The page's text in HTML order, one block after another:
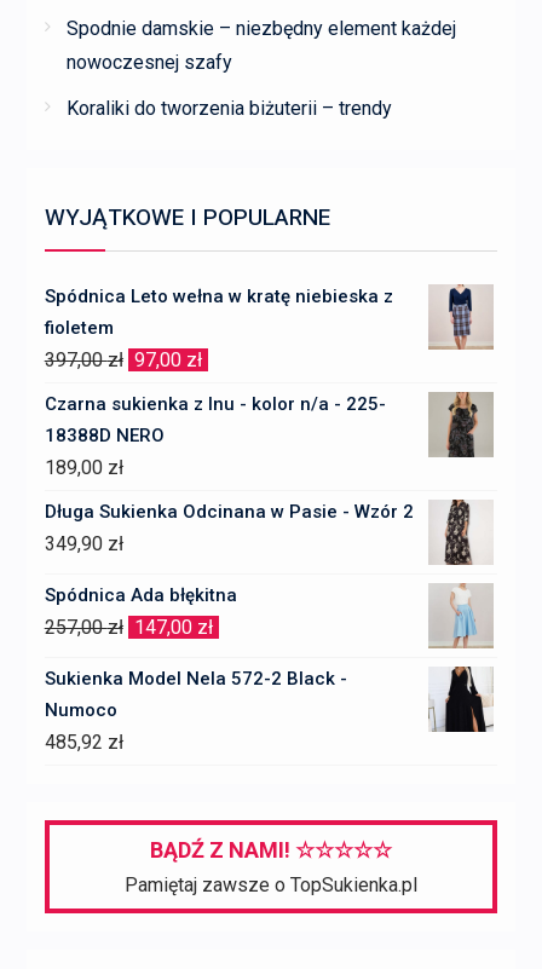
Spodnie damskie – niezbędny element każdej
nowoczesnej szafy
Koraliki do tworzenia biżuterii – trendy
WYJĄTKOWE I POPULARNE
Spódnica Leto wełna w kratę niebieska z
fioletem
397,00zł Pierwotna
cena
wynosiła:
97,00 zł
cena
Czarna sukienka z lnu - kolor n/a - 225-
18388D NERO
189,00 zł
Długa Sukienka Odcinana w Pasie - Wzór 2
349,90 zł
Spódnica Ada błękitna
257,00zł Pierwotna
147,00 zł
Sukienka Model Nela 572-2 Black -
Numoco
485,92 zł
BĄDŹ Z NAMI! ☆☆☆☆☆
Pamiętaj zawsze o TopSukienka.pl